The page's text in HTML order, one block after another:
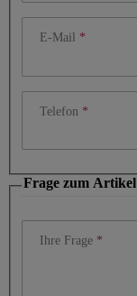
E-Mail
Telefon
Frage zum Artikel
Ihre Frage